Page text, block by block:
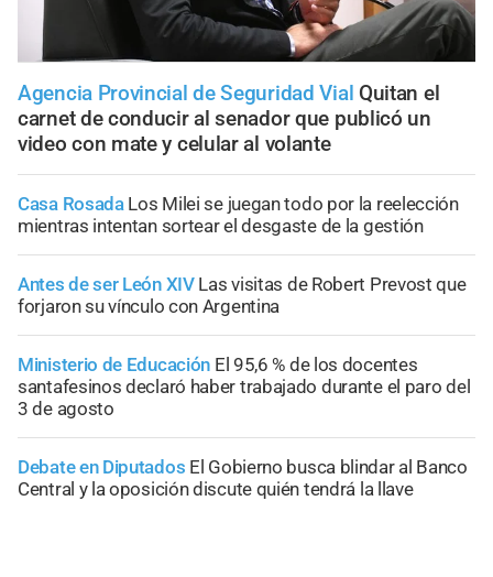
Agencia Provincial de Seguridad Vial Quitan el
carnet de conducir al senador que publicó un
video con mate y celular al volante
Casa Rosada Los Milei se juegan todo por la reelección
mientras intentan sortear el desgaste de la gestión
Antes de ser León XIV Las visitas de Robert Prevost que
forjaron su vínculo con Argentina
Ministerio de Educación El 95,6 % de los docentes
santafesinos declaró haber trabajado durante el paro del
3 de agosto
Debate en Diputados El Gobierno busca blindar al Banco
Central y la oposición discute quién tendrá la llave